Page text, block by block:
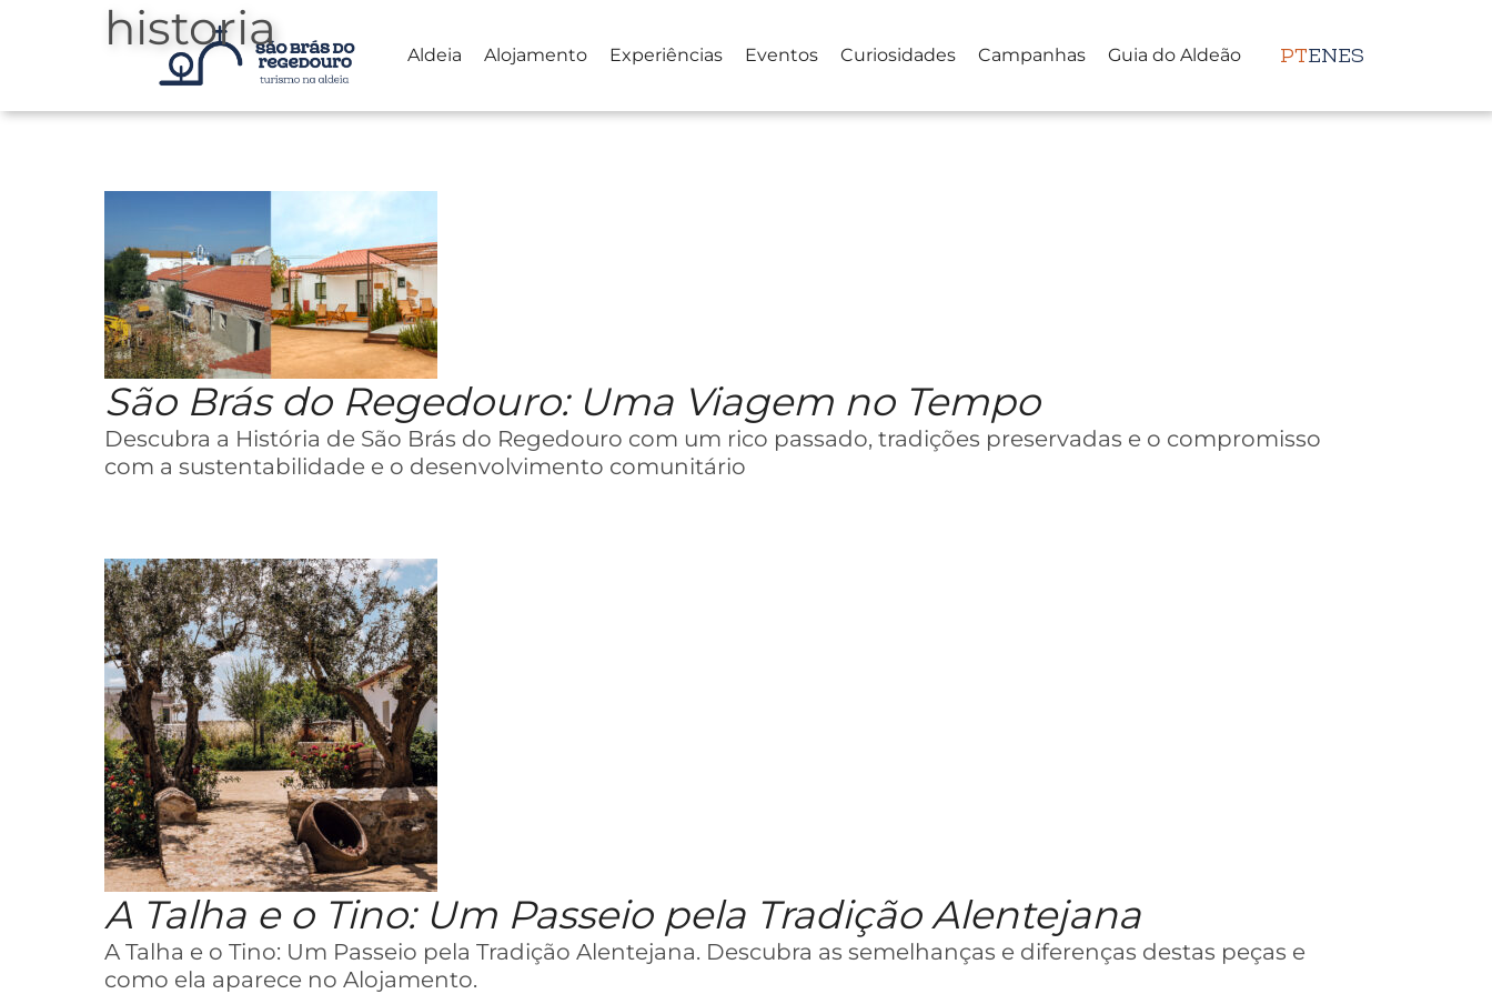
Saltar
Aldeia Alojamento Experiências Eventos Curiosidades Campanhas Guia do Aldeão PTENES
historia
São Brás do Regedouro: Uma Viagem no Tempo
Descubra a História de São Brás do Regedouro com um rico passado, tradições preservadas e o compromisso
com a sustentabilidade e o desenvolvimento comunitário
A Talha e o Tino: Um Passeio pela Tradição Alentejana
A Talha e o Tino: Um Passeio pela Tradição Alentejana. Descubra as semelhanças e diferenças destas peças e
como ela aparece no Alojamento.